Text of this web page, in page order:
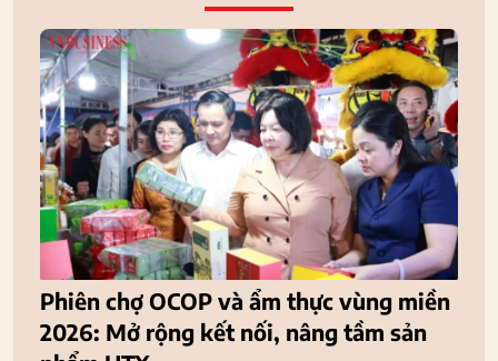
Phiên chợ OCOP và ẩm thực vùng miền
2026: Mở rộng kết nối, nâng tầm sản